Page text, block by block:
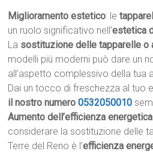
Miglioramento estetico: le
un ruolo significativo nell’estetica
La sostituzione delle tapparelle
modelli più moderni può dare un
all’aspetto complessivo della tua
Dai un tocco di freschezza al tuo
il nostro numero0532050010
Aumento dell’efficienza energetica
considerare la sostituzione delle
Terre del Reno è l’efficienza